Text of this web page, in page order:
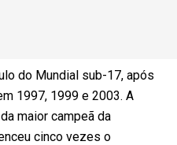
do Mundial sub-17, após
1997, 1999 e 2003. A
maior campeã da
cinco vezes o